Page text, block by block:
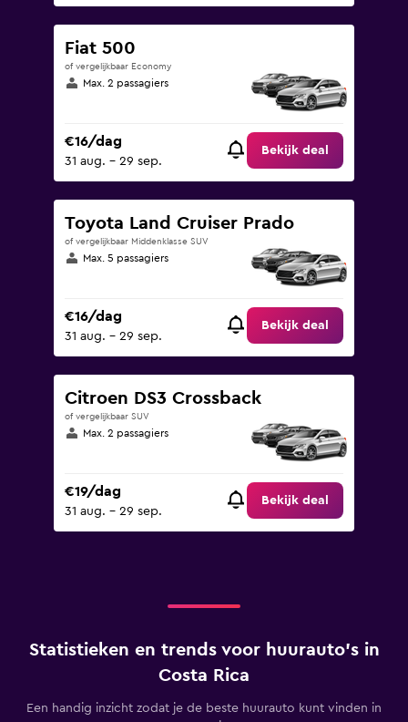
Fiat 500
of vergelijkbaar Economy
Max. 2 passagiers
€16/dag
31 aug. - 29 sep.
Bekijk deal
Toyota Land Cruiser Prado
of vergelijkbaar Middenklasse SUV
Max. 5 passagiers
€16/dag
31 aug. - 29 sep.
Bekijk deal
Citroen DS3 Crossback
of vergelijkbaar SUV
Max. 2 passagiers
€19/dag
31 aug. - 29 sep.
Bekijk deal
Statistieken en trends voor huurauto's in
Costa Rica
Een handig inzicht zodat je de beste huurauto kunt vinden in